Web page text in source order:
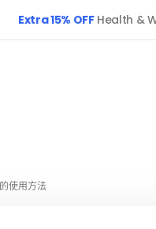
Extra 15% OFFHealth &
使用方法